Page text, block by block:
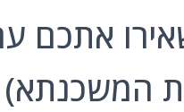
אתכם
המשכנתא)